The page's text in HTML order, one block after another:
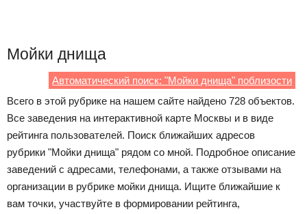
Мойки днища
Автоматический поиск: "Мойки днища" поблизости
Всего в этой рубрике на нашем сайте найдено 728 объектов.
Все заведения на интерактивной карте Москвы и в виде
рейтинга пользователей. Поиск ближайших адресов
рубрики "Мойки днища" рядом со мной. Подробное описание
заведений с адресами, телефонами, а также отзывами на
организации в рубрике мойки днища. Ищите ближайшие к
вам точки, участвуйте в формировании рейтинга,